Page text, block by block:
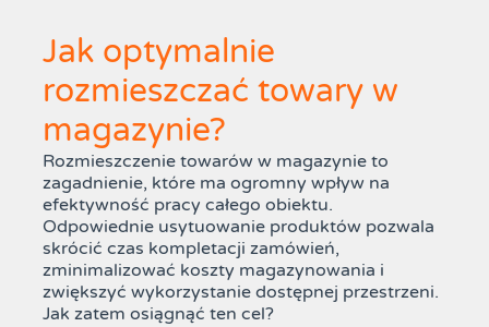
Jak optymalnie
rozmieszczać towary w
magazynie?
Rozmieszczenie towarów w magazynie to
zagadnienie, które ma ogromny wpływ na
efektywność pracy całego obiektu.
Odpowiednie usytuowanie produktów pozwala
skrócić czas kompletacji zamówień,
zminimalizować koszty magazynowania i
zwiększyć wykorzystanie dostępnej przestrzeni.
Jak zatem osiągnąć ten cel?